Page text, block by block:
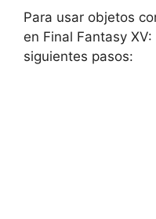
Para usar objetos
en ‌Final Fantasy
siguientes⁣ pasos: